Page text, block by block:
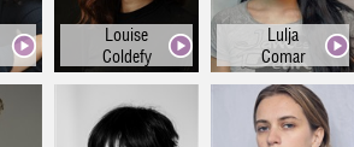
Louise
Coldefy
Lulja
Comar